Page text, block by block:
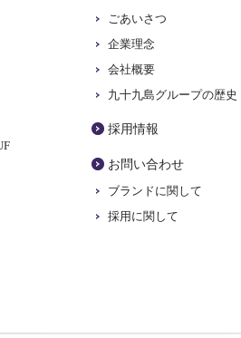
ごあいさつ
企業理念
会社概要
九十九島グループの歴史
採用情報
お問い合わせ
ブランドに関して
採用に関して